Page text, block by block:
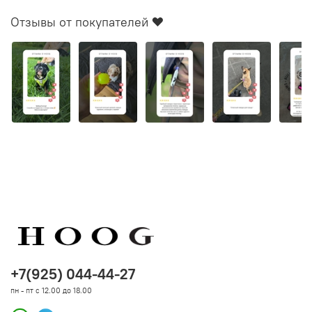
Отзывы от покупателей ❤️
+7(925) 044-44-27
пн - пт с 12.00 до 18.00